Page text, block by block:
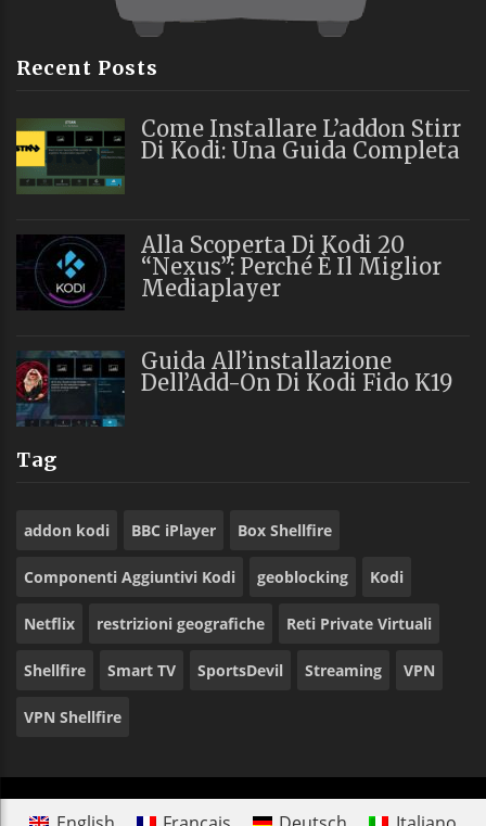
Recent Posts
Come Installare L’addon Stirr
Di Kodi: Una Guida Completa
Alla Scoperta Di Kodi 20
“Nexus”: Perché È Il Miglior
Mediaplayer
Guida All’installazione
Dell’Add-On Di Kodi Fido K19
Tag
addon kodi BBC iPlayer Box Shellfire
Componenti Aggiuntivi Kodi geoblocking Kodi
Netflix restrizioni geografiche Reti Private Virtuali
Shellfire Smart TV SportsDevil Streaming VPN
VPN Shellfire